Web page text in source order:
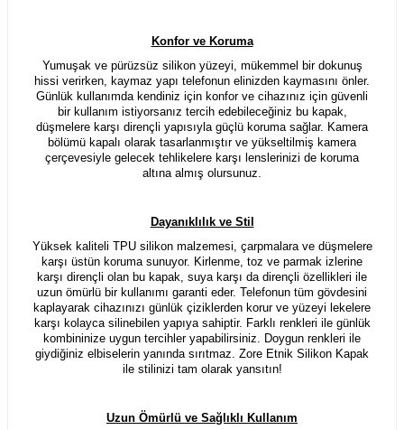
Konfor ve Koruma
Yumuşak ve pürüzsüz silikon yüzeyi, mükemmel bir dokunuş
hissi verirken, kaymaz yapı telefonun elinizden kaymasını önler.
Günlük kullanımda kendiniz için konfor ve cihazınız için güvenli
bir kullanım istiyorsanız tercih edebileceğiniz bu kapak,
düşmelere karşı dirençli yapısıyla güçlü koruma sağlar. Kamera
bölümü kapalı olarak tasarlanmıştır ve yükseltilmiş kamera
çerçevesiyle gelecek tehlikelere karşı lenslerinizi de koruma
altına almış olursunuz.
Dayanıklılık ve Stil
Yüksek kaliteli TPU silikon malzemesi, çarpmalara ve düşmelere
karşı üstün koruma sunuyor. Kirlenme, toz ve parmak izlerine
karşı dirençli olan bu kapak, suya karşı da dirençli özellikleri ile
uzun ömürlü bir kullanımı garanti eder. Telefonun tüm gövdesini
kaplayarak cihazınızı günlük çiziklerden korur ve yüzeyi lekelere
karşı kolayca silinebilen yapıya sahiptir. Farklı renkleri ile günlük
kombininize uygun tercihler yapabilirsiniz. Doygun renkleri ile
giydiğiniz elbiselerin yanında sırıtmaz. Zore Etnik Silikon Kapak
ile stilinizi tam olarak yansıtın!
Uzun Ömürlü ve Sağlıklı Kullanım